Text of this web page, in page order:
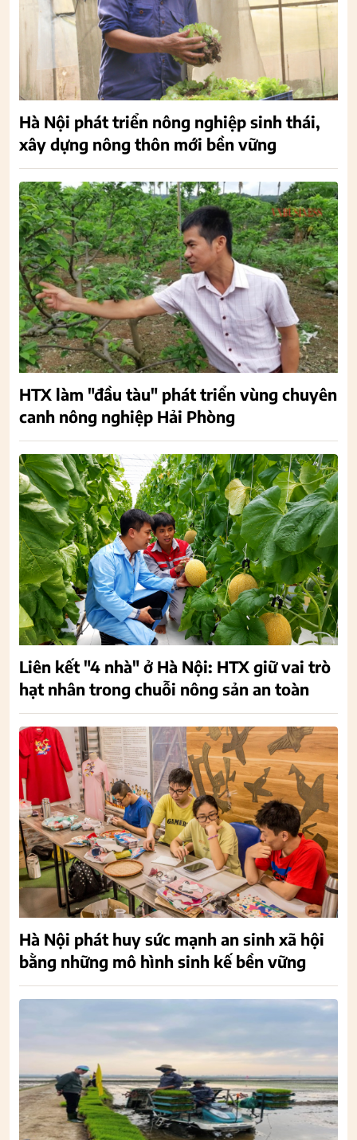
Hà Nội phát triển nông nghiệp sinh thái,
xây dựng nông thôn mới bền vững
HTX làm "đầu tàu" phát triển vùng chuyên
canh nông nghiệp Hải Phòng
Liên kết "4 nhà" ở Hà Nội: HTX giữ vai trò
hạt nhân trong chuỗi nông sản an toàn
Hà Nội phát huy sức mạnh an sinh xã hội
bằng những mô hình sinh kế bền vững